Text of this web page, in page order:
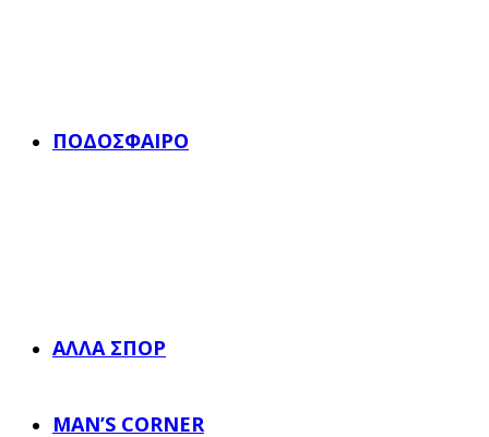
ΠΟΔΌΣΦΑΙΡΟ
ΆΛΛΑ ΣΠΟΡ
MAN’S CORNER